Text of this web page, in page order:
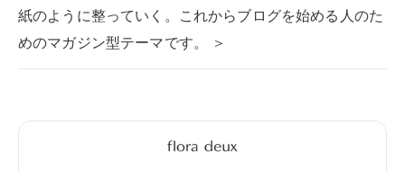
紙のように整っていく。これからブログを始める人のた
めのマガジン型テーマです。 ＞